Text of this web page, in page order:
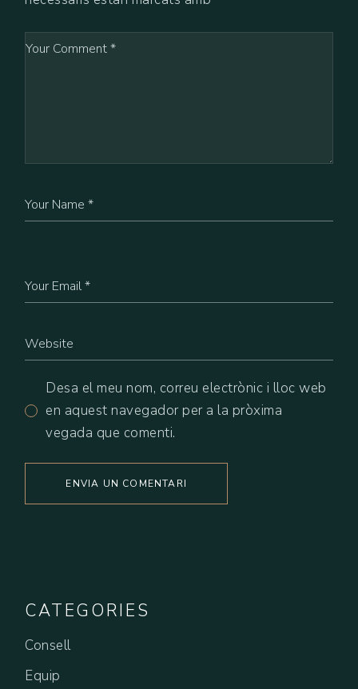
Comment
Name
Email
Website
Desa el meu nom, correu electrònic i lloc web
en aquest navegador per a la pròxima
vegada que comenti.
ENVIA UN COMENTARI
CATEGORIES
Consell
Equip